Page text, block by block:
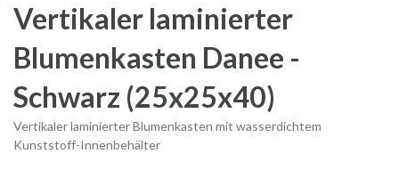
(Tier & Garten)Ihr Warenkorb ist leer.
Füllen Sie es mit Produkten.
Vertikaler laminierter
Blumenkasten Danee -
Schwarz (25x25x40)
Vertikaler laminierter Blumenkasten mit wasserdichtem
Kunststoff-Innenbehälter